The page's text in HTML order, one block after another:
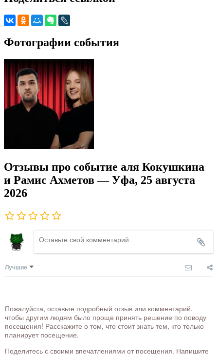
Фотографии события
Отзывы про событие аля Кокушкина
и Рамис Ахметов — Уфа, 25 августа
2026
Лучшие
Пожалуйста, оставьте подробный отзыв или комментарий,
чтобы другим людям было проще принять решение по поводу
посещения! Расскажите о том, что стоит знать тем, кто только
планирует посещение.
Поделитесь с своими впечатлениями от посещения. Напишите